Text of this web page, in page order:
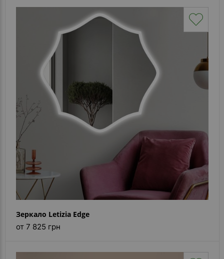
Зеркало Letizia Edge
от 7 825 грн